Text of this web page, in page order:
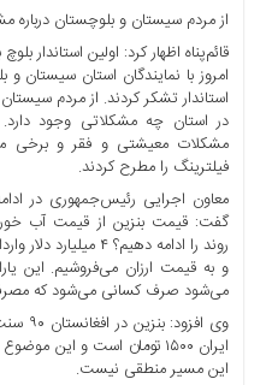
از مردم سیستان و بلوچستان
قائم‌پناه اظهار کرد: اولین استاندار
امروز با نمایندگان استان سیستان
استاندار تشکر کردند. از مردم
در استان چه مشکلاتی وجود
مشکلات معیشتی و فقر و برخی
فیلترینگ را مطرح کردند.
‌معاون اجرایی رئیس‌جمهوری در
گفت: قیمت بنزین از قیمت آب
روند را ادامه دهیم؟ ۴
و به قیمت ارزان می‌فروشیم. این
می‌شود صرف کسانی می‌شود که
ایران ۱۵۰۰ تومان است و این
این مسیر منطقی نیست.